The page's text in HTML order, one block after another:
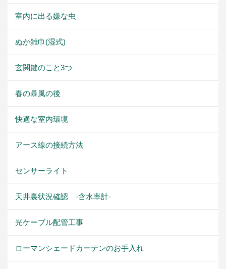
室内に出る嫌な虫
ぬか雑巾(湿式)
玄関鍵のこと3つ
春の暴風の後
快適な室内環境
アース線の接続方法
センサーライト
天井裏状況確認 -含水率計-
光ケーブル配管工事
ローマンシェードカーテンのお手入れ